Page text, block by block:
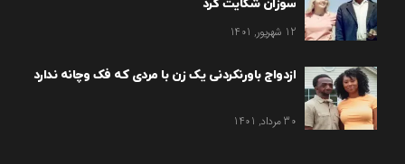
سوزان شکایت کرد
12 شهریور, 1401
ازدواج باورنکردنی یک زن با مردی که فک وچانه ندارد
30 مرداد, 1401